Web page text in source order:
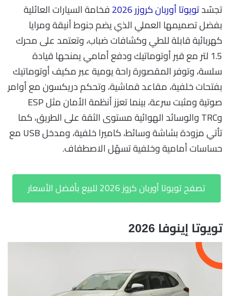
تجسّدتويوتا أوربان كروزر 2026
فخامة السيارات العائلية
بفضل تصميمها العملي الذي يضم جنوط أنيقة ومرايا
كهربائية قابلة للطي وكشافات ضباب، وتعتمد على محرك
1.5 لتر مع قير أوتوماتيك ودفع أمامي يمنحها قيادة
سلسة، وتوفر المقصورة راحة يومية عبر مكيف أوتوماتيك
بفتحات خلفية، مقاعد قماشية، وتحكم دريكسون مع أوامر
صوتية ومثبت سرعة، بينما تعزز أنظمة الأمان مثل ESP
وTRC والوسائد الهوائية مستوى الثقة على الطريق، كما
تأتي مزودة بشاشة وسائط، كاميرا خلفية، ومدخل USB مع
حساسات أمامية وخلفية تسهّل الاصطفاف.
تصفح تويوتا أوربان كروز 2026 للبيع بأفضل الأسعار
تويوتا إينوفا 2026